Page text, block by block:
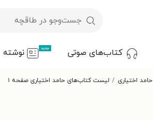
کتاب‌های صوتی جدید نوشته
حامد اختیاری لیست کتاب‌های حامد اختیاری صفحه ۱